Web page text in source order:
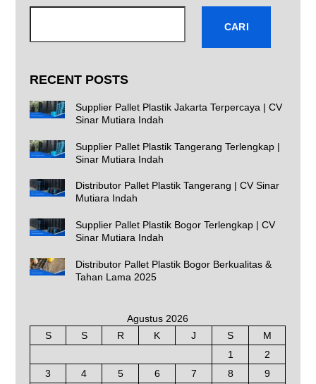
CARI
RECENT POSTS
Supplier Pallet Plastik Jakarta Terpercaya | CV
Sinar Mutiara Indah
Supplier Pallet Plastik Tangerang Terlengkap |
Sinar Mutiara Indah
Distributor Pallet Plastik Tangerang | CV Sinar
Mutiara Indah
Supplier Pallet Plastik Bogor Terlengkap | CV
Sinar Mutiara Indah
Distributor Pallet Plastik Bogor Berkualitas &
Tahan Lama 2025
Agustus 2026
S
S R K J S
M
1
2
3
4 5 6 7 8
9